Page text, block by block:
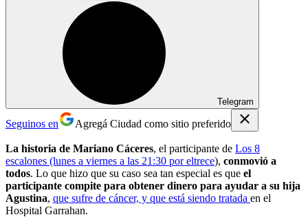
Telegram
Seguinos en Agregá Ciudad como sitio preferido
La historia de Mariano Cáceres, el participante de Los 8
escalones (lunes a viernes a las 21:30 por eltrece), conmovió a
todos. Lo que hizo que su caso sea tan especial es que el
participante compite para obtener dinero para ayudar a su hija
Agustina, que sufre de cáncer, y que está siendo tratada en el
Hospital Garrahan.